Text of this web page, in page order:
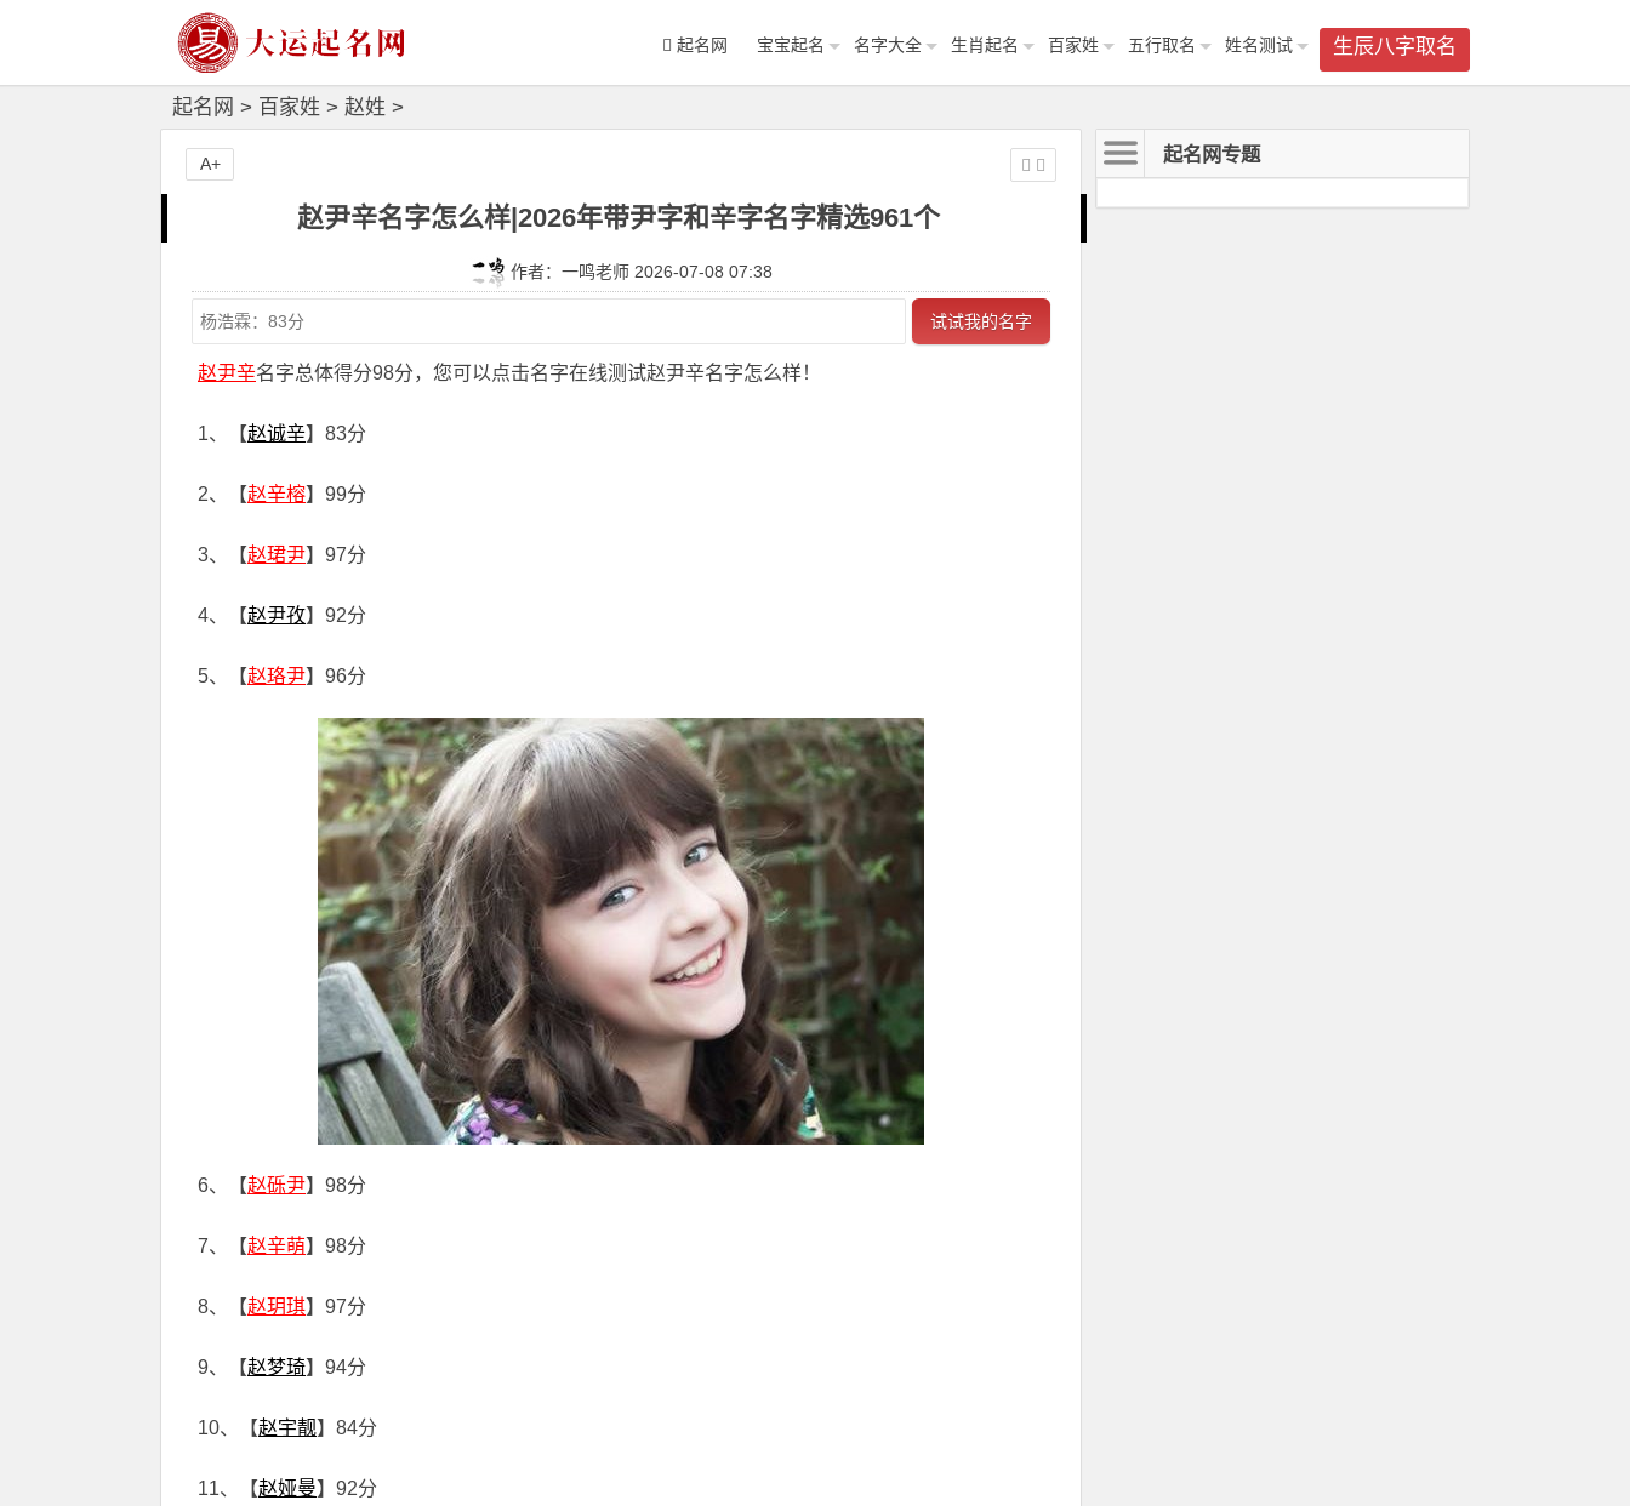
生辰八字取名
起名网 宝宝起名 名字大全 生肖起名 百家姓 五行取名 姓名测试
起名网 > 百家姓 > 赵姓 >
赵尹辛名字怎么样|2026年带尹字和辛字名字精选961个
作者：一鸣老师 2026-07-08 07:38
试试我的名字
赵尹辛名字总体得分98分，您可以点击名字在线测试赵尹辛名字怎么样！
1、【赵诚辛】83分
2、【赵辛榕】99分
3、【赵珺尹】97分
4、【赵尹孜】92分
5、【赵珞尹】96分
6、【赵砾尹】98分
7、【赵辛萌】98分
8、【赵玥琪】97分
9、【赵梦琦】94分
10、【赵宇靓】84分
11、【赵娅曼】92分
A+ 起名网专题